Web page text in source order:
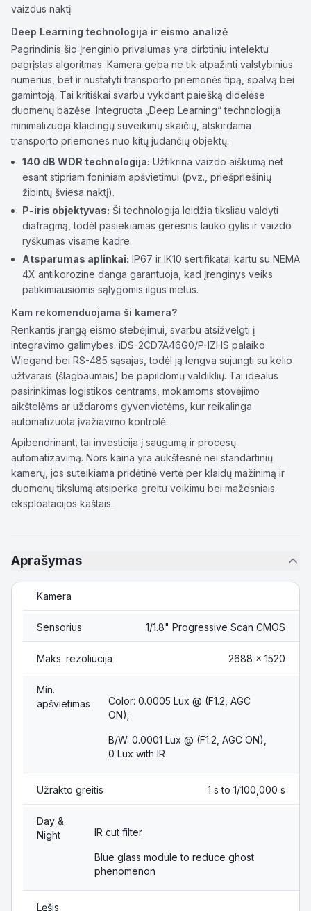
vaizdus naktį.
Deep Learning technologija ir eismo analizė
Pagrindinis šio įrenginio privalumas yra dirbtiniu intelektu
pagrįstas algoritmas. Kamera geba ne tik atpažinti valstybinius
numerius, bet ir nustatyti transporto priemonės tipą, spalvą bei
gamintoją. Tai kritiškai svarbu vykdant paiešką didelėse
duomenų bazėse. Integruota „Deep Learning“ technologija
minimalizuoja klaidingų suveikimų skaičių, atskirdama
transporto priemones nuo kitų judančių objektų.
140 dB WDR technologija: Užtikrina vaizdo aiškumą net
esant stipriam foniniam apšvietimui (pvz., priešpriešinių
žibintų šviesa naktį).
P-iris objektyvas: Ši technologija leidžia tiksliau valdyti
diafragmą, todėl pasiekiamas geresnis lauko gylis ir vaizdo
ryškumas visame kadre.
Atsparumas aplinkai: IP67 ir IK10 sertifikatai kartu su NEMA
4X antikorozine danga garantuoja, kad įrenginys veiks
patikimiausiomis sąlygomis ilgus metus.
Kam rekomenduojama ši kamera?
Renkantis įrangą eismo stebėjimui, svarbu atsižvelgti į
integravimo galimybes. iDS-2CD7A46G0/P-IZHS palaiko
Wiegand bei RS-485 sąsajas, todėl ją lengva sujungti su kelio
užtvarais (šlagbaumais) be papildomų valdiklių. Tai idealus
pasirinkimas logistikos centrams, mokamoms stovėjimo
aikštelėms ar uždaroms gyvenvietėms, kur reikalinga
automatizuota įvažiavimo kontrolė.
Apibendrinant, tai investicija į saugumą ir procesų
automatizavimą. Nors kaina yra aukštesnė nei standartinių
kamerų, jos suteikiama pridėtinė vertė per klaidų mažinimą ir
duomenų tikslumą atsiperka greitu veikimu bei mažesniais
eksploatacijos kaštais.
Aprašymas
Kamera
Sensorius 1/1.8" Progressive Scan CMOS
Maks. rezoliucija 2688 × 1520
Min.
apšvietimas
Color: 0.0005 Lux @ (F1.2, AGC
ON);
B/W: 0.0001 Lux @ (F1.2, AGC ON),
0 Lux with IR
Užrakto greitis 1 s to 1/100,000 s
Day &
Night
IR cut filter
Blue glass module to reduce ghost
phenomenon
Lęšis